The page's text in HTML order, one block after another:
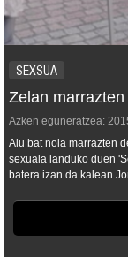
SEXSUA
Zelan
Azken eguneratzea:
Alu bat nola marrazten
sexuala landuko duen
batera izan da kalean